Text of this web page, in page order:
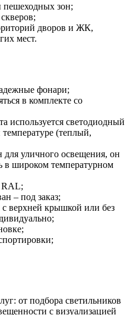
пешеходных зон;
дворов и ЖК,
мест.
фонари;
в комплекте со
используется светодиодный
(теплый,
для уличного освещения, он
в широком температурном
RAL;
– под заказ;
с верхней крышкой или без
от подбора светильников
с визуализацией